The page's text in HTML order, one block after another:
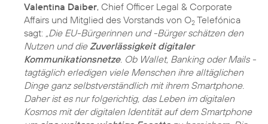
Valentina Daiber, Chief Officer Legal & Corporate
Affairs und Mitglied des Vorstands von O2 Telefónica
sagt: „Die EU-Bürgerinnen und -Bürger schätzen den
Nutzen und dieZuverlässigkeit digitaler
Kommunikationsnetze. Ob Wallet, Banking oder Mails -
tagtäglich erledigen viele Menschen ihre alltäglichen
Dinge ganz selbstverständlich mit ihrem Smartphone.
Daher ist es nur folgerichtig, das Leben im digitalen
Kosmos mit der digitalen Identität auf dem Smartphone